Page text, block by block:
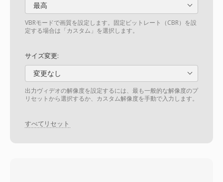
最高
VBRモードで画質を設定します。固定ビットレート（CBR）を設
定する場合は「カスタム」を選択します。
サイズ変更:
変更なし
出力ヴィデオの解像度を設定するには、最も一般的な解像度のプ
リセットから選択するか、カスタム解像度を手動で入力します。
すべてリセット